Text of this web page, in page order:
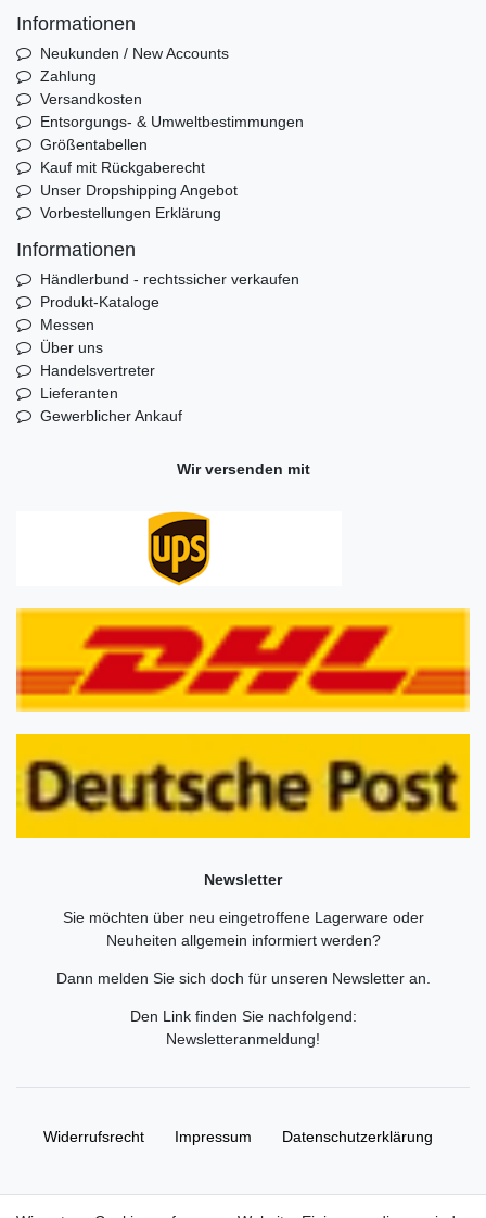
Informationen
Neukunden / New Accounts
Zahlung
Versandkosten
Entsorgungs- & Umweltbestimmungen
Größentabellen
Kauf mit Rückgaberecht
Unser Dropshipping Angebot
Vorbestellungen Erklärung
Informationen
Händlerbund - rechtssicher verkaufen
Produkt-Kataloge
Messen
Über uns
Handelsvertreter
Lieferanten
Gewerblicher Ankauf
Wir versenden mit
Newsletter
Sie möchten über neu eingetroffene Lagerware oder
Neuheiten allgemein informiert werden?
Dann melden Sie sich doch für unseren Newsletter an.
Den Link finden Sie nachfolgend:
Newsletteranmeldung!
Widerrufs­recht Impressum Daten­schutz­erklärung